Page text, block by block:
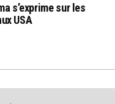
s’exprime sur les
USA